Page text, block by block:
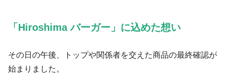
「Hiroshima バーガー」に込めた想い
その日の午後、トップや関係者を交えた商品の最終確認が
始まりました。